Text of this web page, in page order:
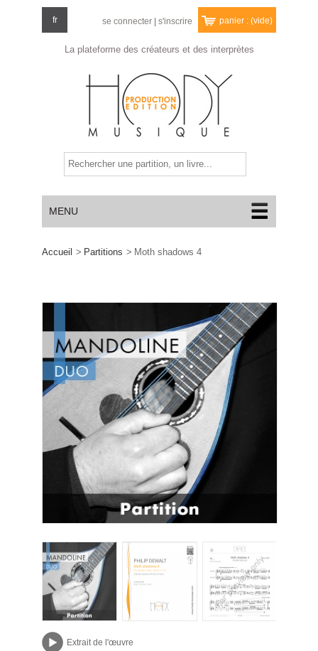
La plateforme des créateurs et des interprètes
fr se connecter s'inscrire panier : (vide)
MENU
Accueil > Partitions > Moth shadows 4
Extrait de l'œuvre